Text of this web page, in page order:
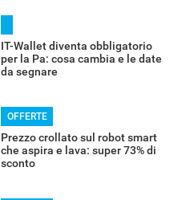
IT-Wallet diventa obbligatorio
per la Pa: cosa cambia e le date
da segnare
OFFERTE
Prezzo crollato sul robot smart
che aspira e lava: super 73% di
sconto